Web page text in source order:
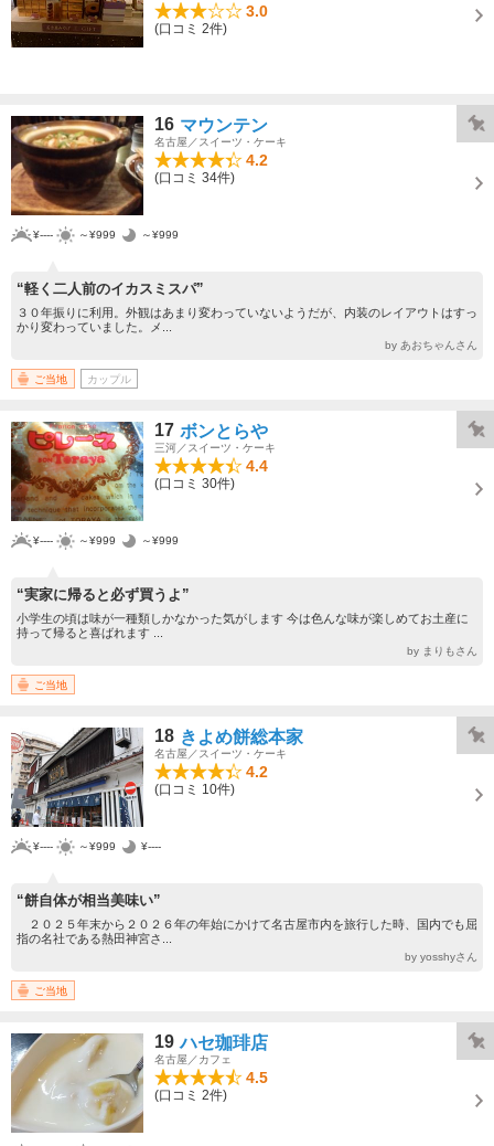
3.0
(口コミ 2件)
16 マウンテン
名古屋／スイーツ・ケーキ
4.2
(口コミ 34件)
¥---- ～¥999 ～¥999
“軽く二人前のイカスミスパ”
３０年振りに利用。外観はあまり変わっていないようだが、内装のレイアウトはすっ
かり変わっていました。メ...
by あおちゃんさん
ご当地 カップル
17 ボンとらや
三河／スイーツ・ケーキ
4.4
(口コミ 30件)
¥---- ～¥999 ～¥999
“実家に帰ると必ず買うよ”
小学生の頃は味が一種類しかなかった気がします 今は色んな味が楽しめてお土産に
持って帰ると喜ばれます ...
by まりもさん
ご当地
18 きよめ餅総本家
名古屋／スイーツ・ケーキ
4.2
(口コミ 10件)
¥---- ～¥999 ¥----
“餅自体が相当美味い”
２０２５年末から２０２６年の年始にかけて名古屋市内を旅行した時、国内でも屈
指の名社である熱田神宮さ...
by yosshyさん
ご当地
19 ハセ珈琲店
名古屋／カフェ
4.5
(口コミ 2件)